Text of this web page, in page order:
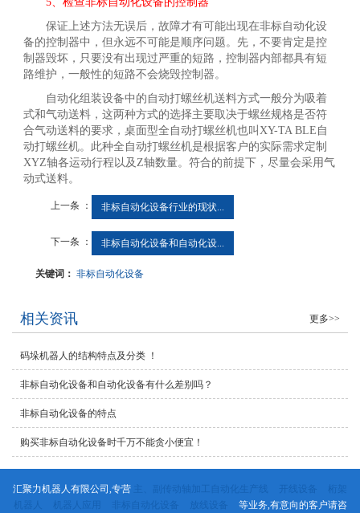
保证上述方法无误后，故障才有可能出现在非标自动化设
备的控制器中，但永远不可能是顺序问题。先，不要肯定是控
制器毁坏，只要没有出现过严重的短路，控制器内部都具有短
路维护，一般性的短路不会烧毁控制器。
自动化组装设备中的自动打螺丝机送料方式一般分为吸着
式和气动送料，这两种方式的选择主要取决于螺丝规格是否符
合气动送料的要求，桌面型全自动打螺丝机也叫XY-TA BLE自
动打螺丝机。此种全自动打螺丝机是根据客户的实际需求定制
XYZ轴各运动行程以及Z轴数量。符合的前提下，尽量会采用气
动式送料。
上一条 ： 非标自动化设备行业的现状...
下一条 ： 非标自动化设备和自动化设...
关键词：非标自动化设备
相关资讯 更多>>
码垛机器人的结构特点及分类 ！
非标自动化设备和自动化设备有什么差别吗？
非标自动化设备的特点
购买非标自动化设备时千万不能贪小便宜！
汇聚力机器人有限公司,专营 主、副传动轴加工自动化生产线 开线设备
桁架
机器人
机器人应用 非标自动化设备 放线设备 等业务,有意向的客户请咨